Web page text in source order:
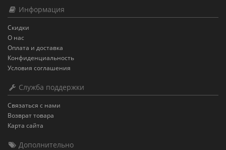
Информация
Скидки
О нас
Оплата и доставка
Конфиденциальность
Условия соглашения
Служба поддержки
Связаться с нами
Возврат товара
Карта сайта
Дополнительно